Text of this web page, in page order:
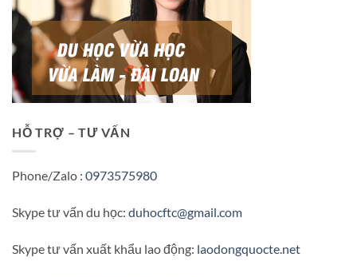
HỖ TRỢ – TƯ VẤN
Phone/Zalo : 0973575980
Skype tư vấn du học: duhocftc@gmail.com
Skype tư vấn xuất khẩu lao động: laodongquocte.net